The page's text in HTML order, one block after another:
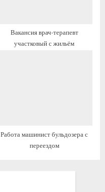
Вакансия врач-терапевт
участковый с жильём
Работа машинист бульдозера с
переездом